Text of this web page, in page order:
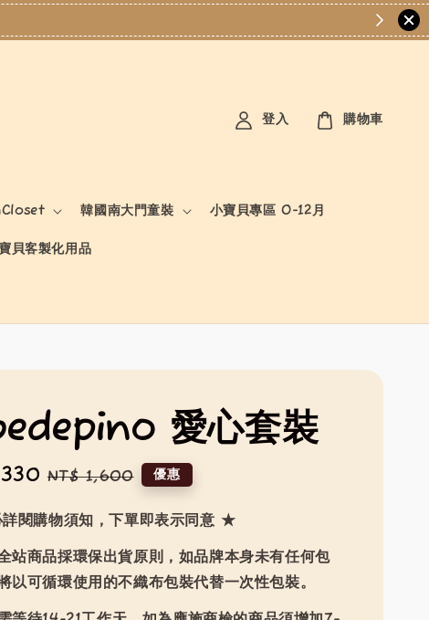
韓國南大門童裝 小寶貝專區 0-12月
貝客製化用品
登入 購物車
愛心套裝
Regular
NT$ 1,600 優惠
閱購物須知，下單即表示同意 ★
站商品採環保出貨原則，如品牌本身未有任何包
以可循環使用的不織布包裝代替一次性包裝。